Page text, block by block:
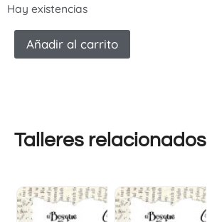
Hay existencias
Añadir al carrito
Talleres relacionados